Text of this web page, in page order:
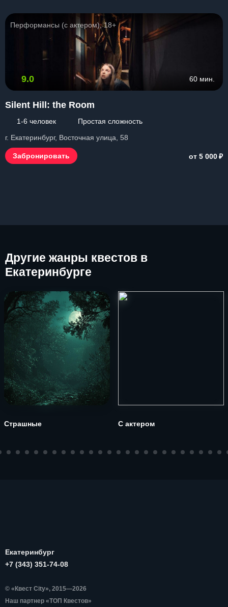
Перформансы (с актером), 18+
9.0 60 мин.
Silent Hill: the Room
1-6 человек
Простая сложность
г. Екатеринбург, Восточная улица, 58
Забронировать от 5 000₽
Другие жанры квестов в
Екатеринбурге
Страшные С актером
Екатеринбург
+7 (343) 351-74-08
© «Квест City», 2015—2026
Наш партнер «ТОП Квестов»